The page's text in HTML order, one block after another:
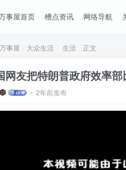
事屋首页 槽点资讯 网络导航
万事屋 大众生活 生活 正文
网友把特朗普政府效率
2年前发布